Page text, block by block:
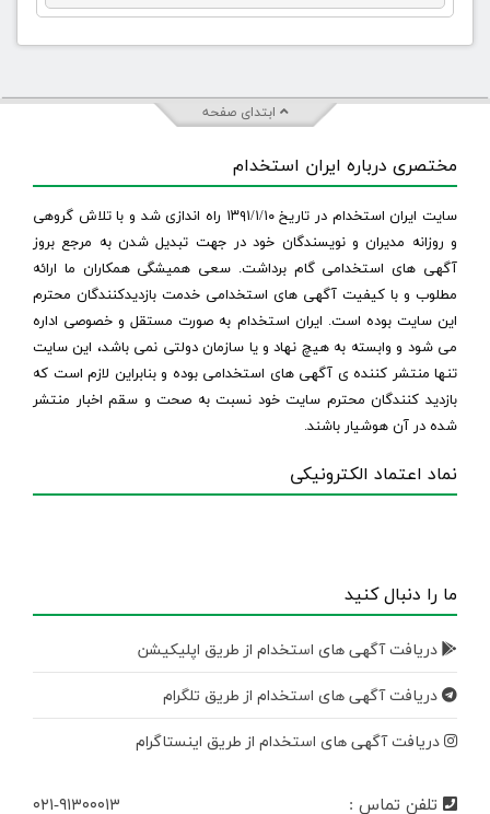
ابتدای صفحه
مختصری درباره ایران استخدام
سایت ایران استخدام در تاریخ ۱۳۹۱/۱/۱۰ راه اندازی شد و با تلاش گروهی
و روزانه مدیران و نویسندگان خود در جهت تبدیل شدن به مرجع بروز
آگهی های استخدامی گام برداشت. سعی همیشگی همکاران ما ارائه
مطلوب و با کیفیت آگهی های استخدامی خدمت بازدیدکنندگان محترم
این سایت بوده است. ایران استخدام به صورت مستقل و خصوصی اداره
می شود و وابسته به هیچ نهاد و یا سازمان دولتی نمی باشد، این سایت
تنها منتشر کننده ی آگهی های استخدامی بوده و بنابراین لازم است که
بازدید کنندگان محترم سایت خود نسبت به صحت و سقم اخبار منتشر
شده در آن هوشیار باشند.
نماد اعتماد الکترونیکی
ما را دنبال کنید
دریافت آگهی های استخدام از طریق اپلیکیشن
دریافت آگهی های استخدام از طریق تلگرام
دریافت آگهی های استخدام از طریق اینستاگرام
تلفن تماس : ۰۲۱-۹۱۳۰۰۰۱۳